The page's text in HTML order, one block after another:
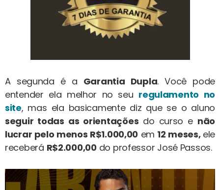
A segunda é a Garantia Dupla. Você pode
entender ela melhor no seu regulamento no
site, mas ela basicamente diz que se o aluno
seguir todas as orientações do curso e não
lucrar pelo menos R$1.000,00 em 12 meses, ele
receberá R$2.000,00 do professor José Passos.